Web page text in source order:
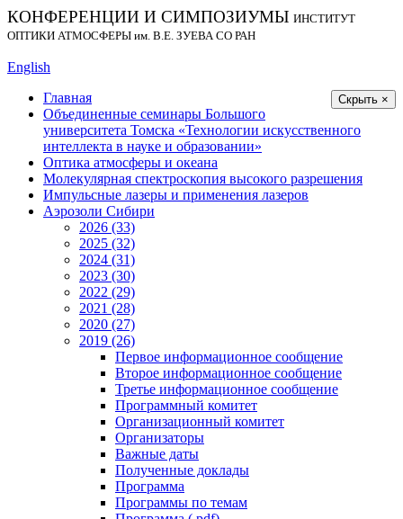
КОНФЕРЕНЦИИ И СИМПОЗИУМЫ ИНСТИТУТ
ОПТИКИ АТМОСФЕРЫ им. В.Е. ЗУЕВА СО РАН
English
Скрыть ×
Главная
Объединенные семинары Большого
университета Томска «Технологии искусственного
интеллекта в науке и образовании»
Оптика атмосферы и океана
Молекулярная спектроскопия высокого разрешения
Импульсные лазеры и применения лазеров
Аэрозоли Сибири
2026 (33)
2025 (32)
2024 (31)
2023 (30)
2022 (29)
2021 (28)
2020 (27)
2019 (26)
Первое информационное сообщение
Второе информационное сообщение
Третье информационное сообщение
Программный комитет
Организационный комитет
Организаторы
Важные даты
Полученные доклады
Программа
Программы по темам